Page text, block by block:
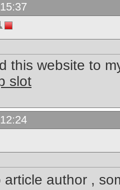
this website to
slot
article author ,